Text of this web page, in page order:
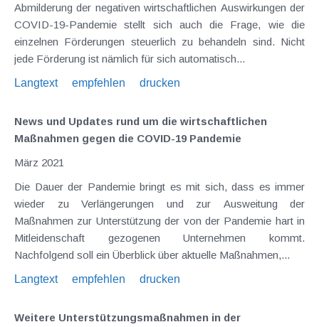
Abmilderung der negativen wirtschaftlichen Auswirkungen der
COVID-19-Pandemie stellt sich auch die Frage, wie die
einzelnen Förderungen steuerlich zu behandeln sind. Nicht
jede Förderung ist nämlich für sich automatisch...
Langtext
empfehlen drucken
News und Updates rund um die wirtschaftlichen
Maßnahmen gegen die COVID-19 Pandemie
März 2021
Die Dauer der Pandemie bringt es mit sich, dass es immer
wieder zu Verlängerungen und zur Ausweitung der
Maßnahmen zur Unterstützung der von der Pandemie hart in
Mitleidenschaft gezogenen Unternehmen kommt.
Nachfolgend soll ein Überblick über aktuelle Maßnahmen,...
Langtext
empfehlen drucken
Weitere Unterstützungsmaßnahmen in der